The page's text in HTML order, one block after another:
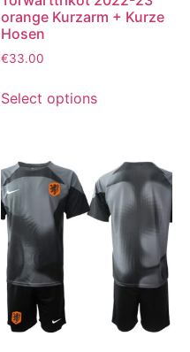
orange Kurzarm + Kurze
Hosen
€33.00
Select options